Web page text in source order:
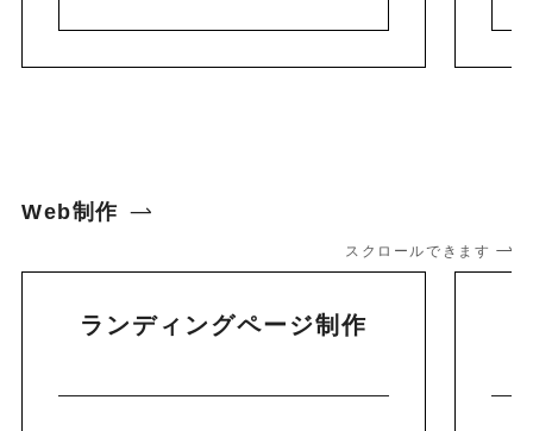
Web制作
スクロールできます
ランディングページ制作